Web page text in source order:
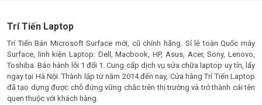
Trí Tiến Laptop
Trí Tiến Bán Microsoft Surface mới, cũ chính hãng. Sỉ lẻ toàn Quốc máy
Surface, linh kiện Laptop: Dell, Macbook, HP, Asus, Acer, Sony, Lenovo,
Toshiba. Bảo hành lỗi 1 đổi 1. Cung cấp dịch vụ sửa chữa laptop uy tín, lấy
ngay tại Hà Nội. Thành lập từ năm 2014 đến nay, Cửa hàng Trí Tiến Laptop
đã tạo dựng được chỗ đứng vững chắc trên thị trường và trở thành cái tên
quen thuộc với khách hàng.